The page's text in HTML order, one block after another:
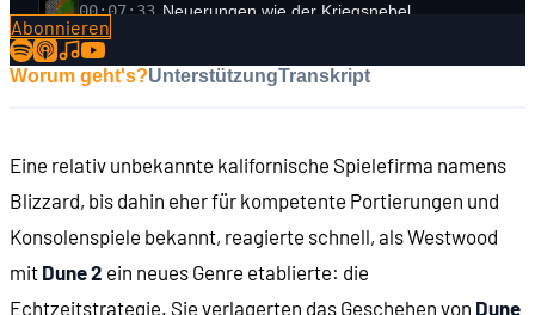
00:07:33 Neuerungen wie der Kriegsnebel
00:08:33 Die Entstehungsgeschichte: Es beginnt mit Allen
Abonnieren
Worum geht's?UnterstützungTranskript
Eine relativ unbekannte kalifornische Spielefirma namens
Blizzard, bis dahin eher für kompetente Portierungen und
Konsolenspiele bekannt, reagierte schnell, als Westwood
mit Dune 2 ein neues Genre etablierte: die
Echtzeitstrategie. Sie verlagerten das Geschehen von Dune